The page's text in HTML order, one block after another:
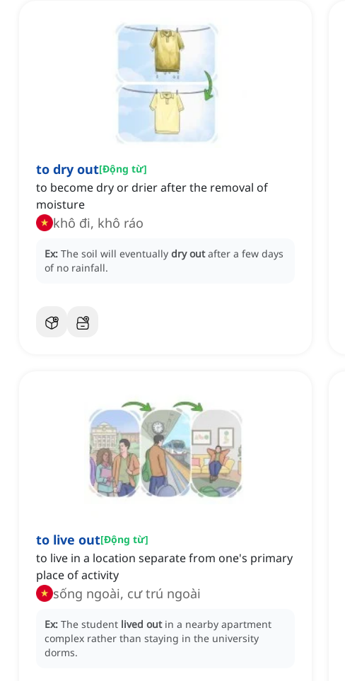
to dry out[Động từ]
to become dry or drier after the removal of
moisture
khô đi, khô ráo
Ex: The soil will eventually dry out after a few days
of no rainfall.
to live out[Động từ]
to live in a location separate from one's primary
place of activity
sống ngoài, cư trú ngoài
Ex: The student lived out in a nearby apartment
complex rather than staying in the university
dorms.